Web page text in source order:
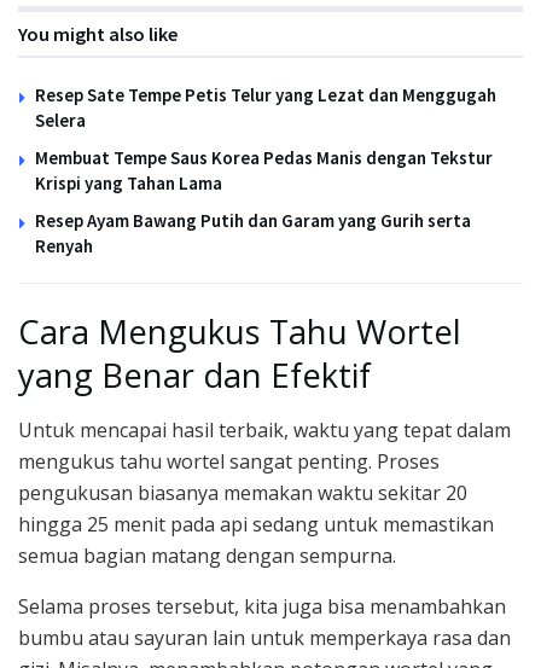
You might also like
Resep Sate Tempe Petis Telur yang Lezat dan Menggugah
Selera
Membuat Tempe Saus Korea Pedas Manis dengan Tekstur
Krispi yang Tahan Lama
Resep Ayam Bawang Putih dan Garam yang Gurih serta
Renyah
Cara Mengukus Tahu Wortel
yang Benar dan Efektif
Untuk mencapai hasil terbaik, waktu yang tepat dalam
mengukus tahu wortel sangat penting. Proses
pengukusan biasanya memakan waktu sekitar 20
hingga 25 menit pada api sedang untuk memastikan
semua bagian matang dengan sempurna.
Selama proses tersebut, kita juga bisa menambahkan
bumbu atau sayuran lain untuk memperkaya rasa dan